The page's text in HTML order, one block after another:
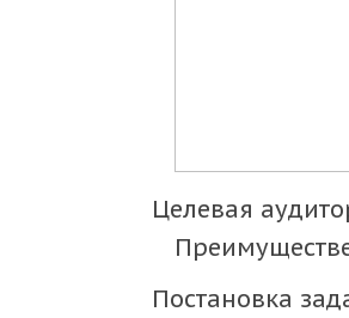
Целевая
Постановка